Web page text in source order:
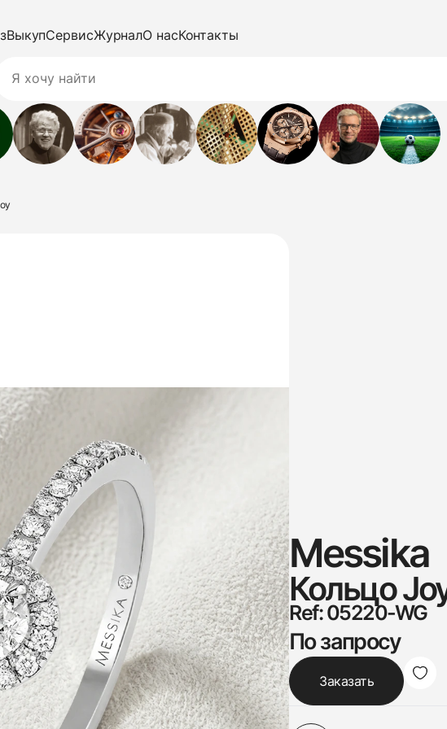
ВыкупСервисЖурналО насКонтакты
Messika
Кольцо
Ref: 05220-WG
По запросу
Заказать